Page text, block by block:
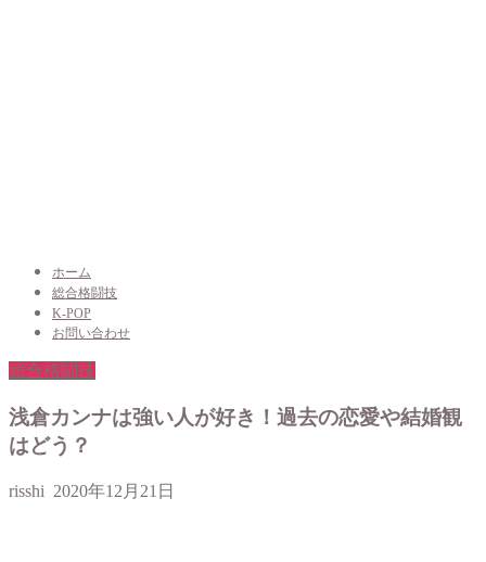
ホーム
総合格闘技
K-POP
お問い合わせ
総合格闘技
浅倉カンナは強い人が好き！過去の恋愛や結婚観
はどう？
risshi 2020年12月21日